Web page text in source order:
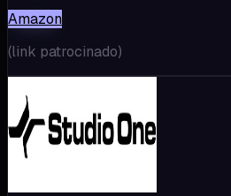
Amazon
(link patrocinado)